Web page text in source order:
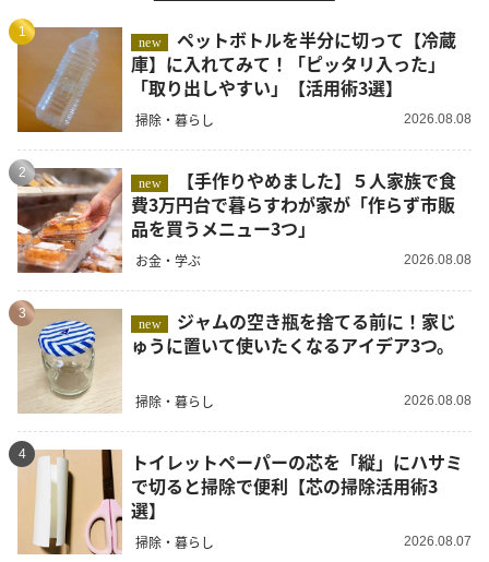
1
new
ペットボトルを半分に切って【冷蔵
庫】に入れてみて！「ピッタリ入った」
「取り出しやすい」【活用術3選】
掃除・暮らし 2026.08.08
2
new
費3万円台で暮らすわが家が「作らず市販
品を買うメニュー3つ」
お金・学ぶ 2026.08.08
3
new
ゅうに置いて使いたくなるアイデア3つ。
掃除・暮らし 2026.08.08
4
トイレットペーパーの芯を「縦」にハサミ
で切ると掃除で便利【芯の掃除活用術3
選】
掃除・暮らし 2026.08.07